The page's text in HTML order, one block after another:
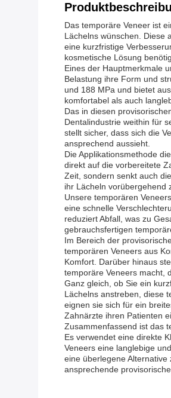
Das temporäre Veneer ist
Lächelns wünschen. Diese
eine kurzfristige
kosmetische Lösung
Eines der Hauptmerkmale
Belastung ihre Form und
und 188 MPa und bietet
komfortabel als auch
Das in diesen
Dentalindustrie weithin für
stellt sicher, dass sich die
ansprechend aussieht.
Die Applikationsmethode
direkt auf die vorbereitete
Zeit, sondern senkt auch
ihr Lächeln vorübergehend
Unsere temporären
eine schnelle
reduziert Abfall, was zu
gebrauchsfertigen
Im Bereich der
temporären Veneers aus
Komfort. Darüber hinaus
temporäre Veneers macht,
Ganz gleich, ob Sie ein
Lächelns anstreben, diese
eignen sie sich für ein
Zahnärzte ihren Patienten
Zusammenfassend ist das
Es verwendet eine direkte
Veneers eine langlebige
eine überlegene
ansprechende